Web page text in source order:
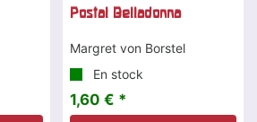
Postal Belladonna
Margret von Borstel
En stock
1,60 € *